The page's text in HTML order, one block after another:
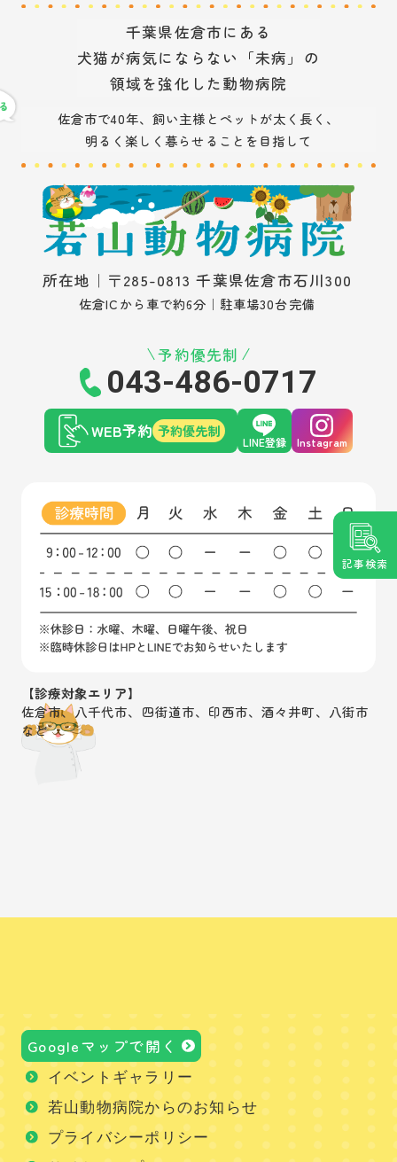
記事検索
千葉県佐倉市にある
犬猫が病気にならない「未病」の
領域を強化した動物病院
佐倉市で40年、飼い主様とペットが太く長く、
明るく楽しく暮らせることを目指して
所在地｜〒285-0813 千葉県佐倉市石川300
佐倉ICから車で約6分｜駐車場30台完備
予約優先制
043-486-0717
WEB予約 予約優先制
LINE登録 Instagram
【診療対象エリア】
佐倉市、八千代市、四街道市、印西市、酒々井町、八街市
など
Googleマップで開く
イベントギャラリー
若山動物病院からのお知らせ
プライバシーポリシー